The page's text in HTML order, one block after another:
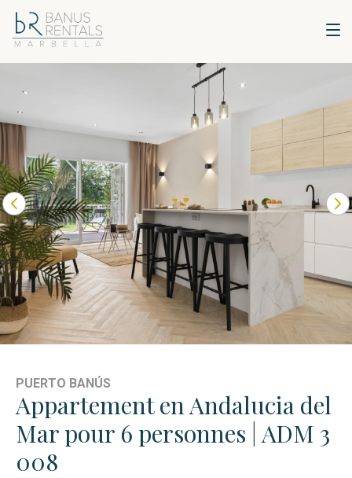
PUERTO BANÚS
Appartement en Andalucia del
Mar pour 6 personnes | ADM 3
008